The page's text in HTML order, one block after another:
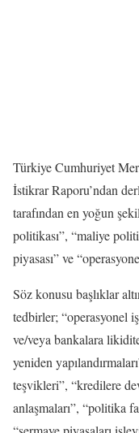
Türkiye Cumhuriyet
İstikrar Raporu’ndan
tarafından en yoğun
politikası”, “maliye
piyasası” ve
Söz konusu başlıklar
tedbirler; “operasyonel
ve/veya bankalara
yeniden
teşvikleri”, “kredilere
anlaşmaları”, “politika